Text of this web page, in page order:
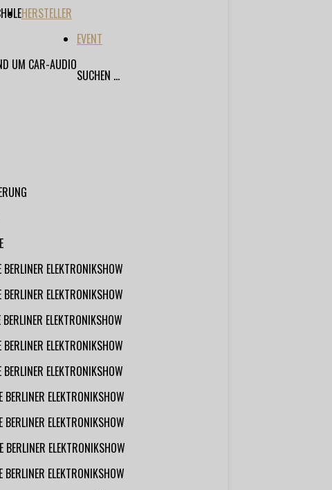
UM CAR-AUDIO
HERSTELLER
EVENT
BERLINER ELEKTRONIKSHOW
BERLINER ELEKTRONIKSHOW
BERLINER ELEKTRONIKSHOW
BERLINER ELEKTRONIKSHOW
BERLINER ELEKTRONIKSHOW
BERLINER ELEKTRONIKSHOW
BERLINER ELEKTRONIKSHOW
BERLINER ELEKTRONIKSHOW
BERLINER ELEKTRONIKSHOW
SUCHEN ...